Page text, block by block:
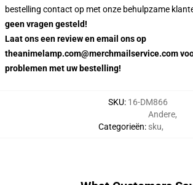
bestelling contact op met onze behulpzame
geen vragen gesteld!
Laat ons een review en email ons op
theanimelamp.com@merchmailservice.com
problemen met uw bestelling!
SKU: 16-DM866
Categorieën:
Andere,
sku,